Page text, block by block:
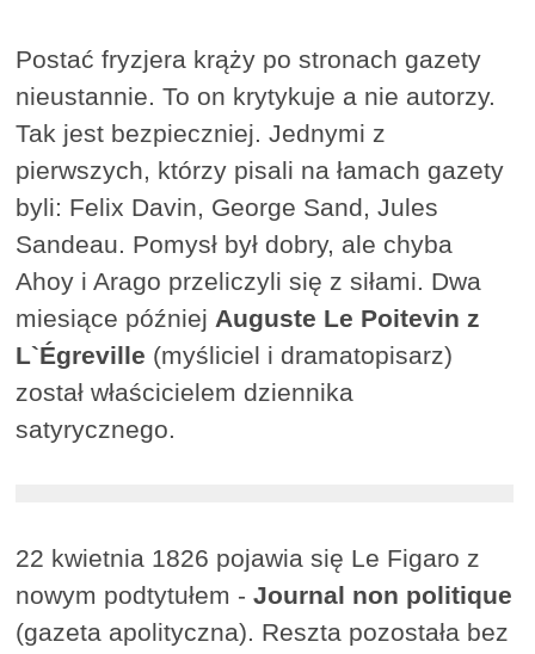
Postać fryzjera krąży po stronach gazety
nieustannie. To on krytykuje a nie autorzy.
Tak jest bezpieczniej. Jednymi z
pierwszych, którzy pisali na łamach gazety
byli: Felix Davin, George Sand, Jules
Sandeau. Pomysł był dobry, ale chyba
Ahoy i Arago przeliczyli się z siłami. Dwa
miesiące później Auguste Le Poitevin z
L`Égreville (myśliciel i dramatopisarz)
został właścicielem dziennika
satyrycznego.
22 kwietnia 1826 pojawia się Le Figaro z
nowym podtytułem -Journal non politique
(gazeta apolityczna). Reszta pozostała bez